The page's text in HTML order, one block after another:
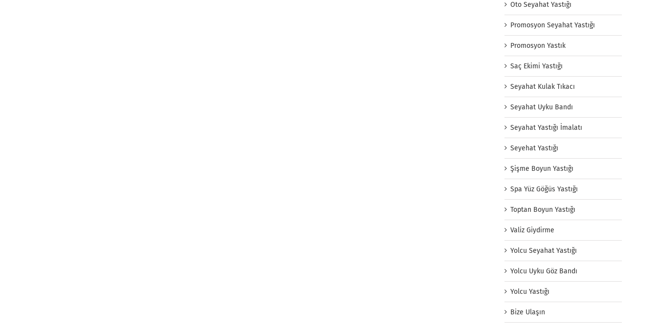
Oto Seyahat Yastığı
Promosyon Seyahat Yastığı
Promosyon Yastık
Saç Ekimi Yastığı
Seyahat Kulak Tıkacı
Seyahat Uyku Bandı
Seyahat Yastığı İmalatı
Seyehat Yastığı
Şişme Boyun Yastığı
Spa Yüz Göğüs Yastığı
Toptan Boyun Yastığı
Valiz Giydirme
Yolcu Seyahat Yastığı
Yolcu Uyku Göz Bandı
Yolcu Yastığı
Bize Ulaşın